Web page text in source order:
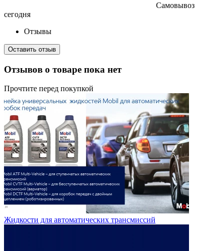
Самовывоз
сегодня
Отзывы
Оставить отзыв
Отзывов о товаре пока нет
Прочтите перед покупкой
Жидкости для автоматических трансмиссий